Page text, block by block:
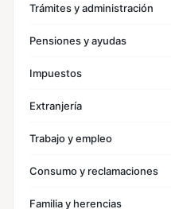
Trámites y administración
Pensiones y ayudas
Impuestos
Extranjería
Trabajo y empleo
Consumo y reclamaciones
Familia y herencias